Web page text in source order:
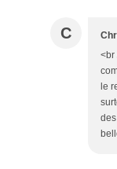
C
<br
le